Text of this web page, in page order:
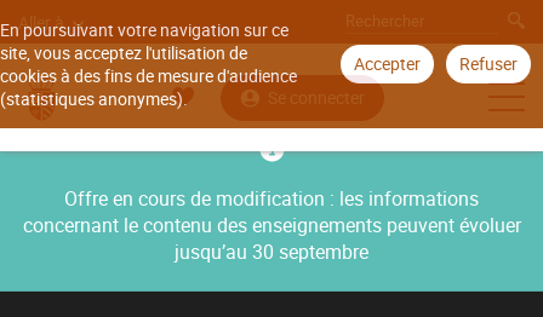
En poursuivant votre navigation sur ce
site, vous acceptez l'utilisation de
cookies à des fins de mesure d'audience
(statistiques anonymes).
Accepter Refuser
Aller à
Se connecter
Offre en cours de modification : les informations
concernant le contenu des enseignements peuvent évoluer
jusqu’au 30 septembre